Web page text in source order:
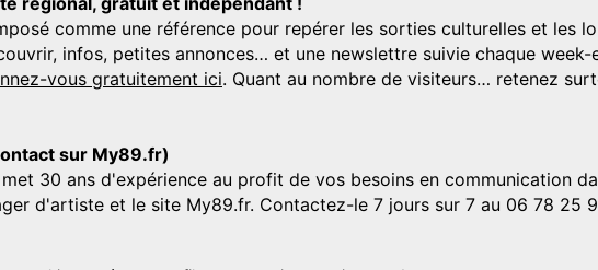
comme une référence pour repérer les sorties culturelles et les
infos, petites annonces… et une newslettre suivie chaque week-
vous gratuitement ici. Quant au nombre de visiteurs… retenez
sur My89.fr)
30 ans d'expérience au profit de vos besoins en communication
d'artiste et le site My89.fr. Contactez-le 7 jours sur 7 au 06 78 25